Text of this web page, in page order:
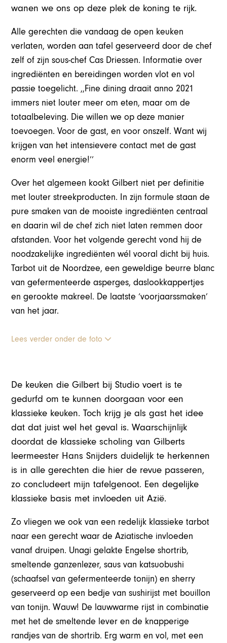
wanen we ons op deze plek de koning te rijk.
Alle gerechten die vandaag de open keuken
verlaten, worden aan tafel geserveerd door de chef
zelf of zijn sous-chef Cas Driessen. Informatie over
ingrediënten en bereidingen worden vlot en vol
passie toegelicht. ,,Fine dining draait anno 2021
immers niet louter meer om eten, maar om de
totaalbeleving. Die willen we op deze manier
toevoegen. Voor de gast, en voor onszelf. Want wij
krijgen van het intensievere contact met de gast
enorm veel energie!’’
Over het algemeen kookt Gilbert niet per definitie
met louter streekproducten. In zijn formule staan de
pure smaken van de mooiste ingrediënten centraal
en daarin wil de chef zich niet laten remmen door
afstanden. Voor het volgende gerecht vond hij de
noodzakelijke ingrediënten wél vooral dicht bij huis.
Tarbot uit de Noordzee, een geweldige beurre blanc
van gefermenteerde asperges, daslookkappertjes
en gerookte makreel. De laatste ‘voorjaarssmaken’
van het jaar.
Lees verder onder de foto
De keuken die Gilbert bij Studio voert is te
gedurfd om te kunnen doorgaan voor een
klassieke keuken. Toch krijg je als gast het idee
dat dat juist wel het geval is. Waarschijnlijk
doordat de klassieke scholing van Gilberts
leermeester Hans Snijders duidelijk te herkennen
is in alle gerechten die hier de revue passeren,
zo concludeert mijn tafelgenoot. Een degelijke
klassieke basis met invloeden uit Azië.
Zo vliegen we ook van een redelijk klassieke tarbot
naar een gerecht waar de Aziatische invloeden
vanaf druipen. Unagi gelakte Engelse shortrib,
smeltende ganzenlezer, saus van katsuobushi
(schaafsel van gefermenteerde tonijn) en sherry
geserveerd op een bedje van sushirijst met bouillon
van tonijn. Wauw! De lauwwarme rijst in combinatie
met het de smeltende lever en de knapperige
randjes van de shortrib. Erg warm en vol, met een